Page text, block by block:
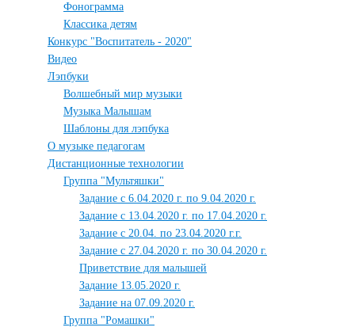
Фонограмма
Классика детям
Конкурс "Воспитатель - 2020"
Видео
Лэпбуки
Волшебный мир музыки
Музыка Малышам
Шаблоны для лэпбука
О музыке педагогам
Дистанционные технологии
Группа "Мультяшки"
Задание с 6.04.2020 г. по 9.04.2020 г.
Задание с 13.04.2020 г. по 17.04.2020 г.
Задание с 20.04. по 23.04.2020 г.г.
Задание с 27.04.2020 г. по 30.04.2020 г.
Приветствие для малышей
Задание 13.05.2020 г.
Задание на 07.09.2020 г.
Группа "Ромашки"